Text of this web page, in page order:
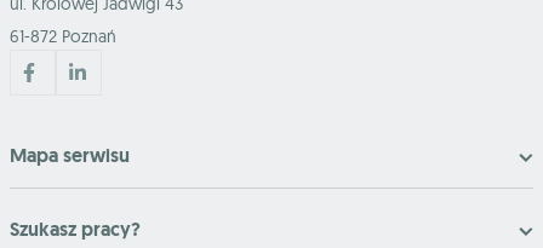
61-872 Poznań
Mapa serwisu
Szukasz pracy?